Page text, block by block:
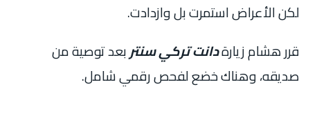
لكن الأعراض استمرت بل وازدادت.
قرر هشام زيارةدانت تركي سنتربعد توصية من
صديقه، وهناك خضع لفحص رقمي شامل.